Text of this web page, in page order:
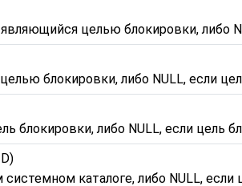
целью блокировки, либо
блокировки, либо NULL, если
блокировки, либо NULL, если
каталоге, либо NULL,